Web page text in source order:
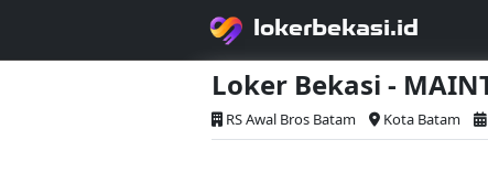
lokerbekasi.id
Loker Bekasi -
RS Awal Bros Batam Kota Batam